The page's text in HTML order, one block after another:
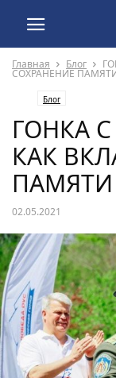
Главная Блог
СОХРАНЕНИЕ
Блог
ГОНКА
КАК
ПАМЯТИ
02.05.2021